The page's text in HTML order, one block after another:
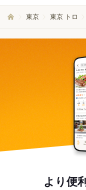
東京 東京 トロ
より便